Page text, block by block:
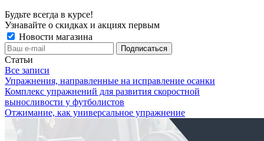
Будьте всегда в курсе!
Узнавайте о скидках и акциях первым
Новости магазина
Статьи
Все записи
Упражнения, направленные на исправление осанки
Комплекс упражнений для развития скоростной
выносливости у футболистов
Отжимание, как универсальное упражнение